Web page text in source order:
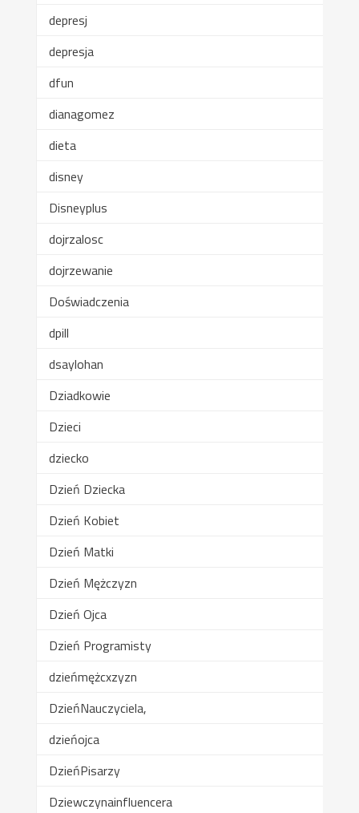
depresj
depresja
dfun
dianagomez
dieta
disney
Disneyplus
dojrzalosc
dojrzewanie
Doświadczenia
dpill
dsaylohan
Dziadkowie
Dzieci
dziecko
Dzień Dziecka
Dzień Kobiet
Dzień Matki
Dzień Mężczyzn
Dzień Ojca
Dzień Programisty
dzieńmężcxzyzn
DzieńNauczyciela,
dzieńojca
DzieńPisarzy
Dziewczynainfluencera